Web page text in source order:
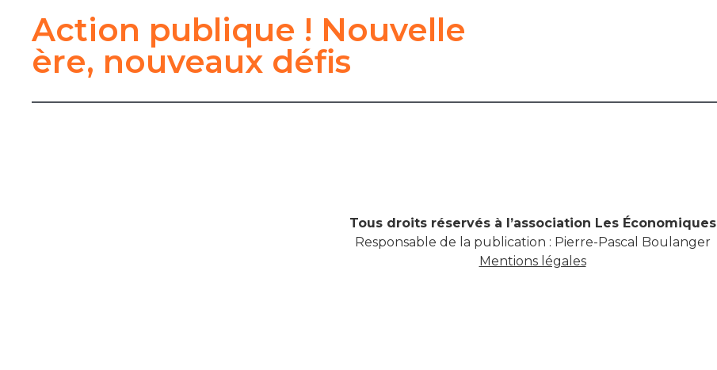
Action publique ! Nouvelle
ère, nouveaux défis
Tous droits réservés à l’association Les Économiques
Responsable de la publication : Pierre-Pascal Boulanger
Mentions légales